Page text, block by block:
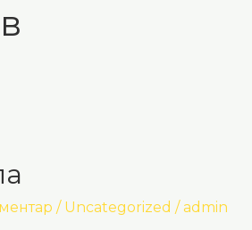
/ Uncategorized / admin